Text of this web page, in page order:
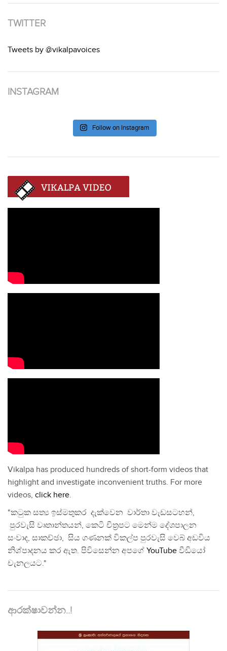
TWITTER
Tweets by @vikalpavoices
INSTAGRAM
Follow on Instagram
Vikalpa has produced hundreds of short-form videos that
highlight and investigate inconvenient truths. For more
videos, click here.
"කටුක සත්‍ය ඉස්මතුකර දැක්වෙන වාර්තා වැඩසටහන්,
පුරවැසි වෘතාන්තයන්, කෙටි චිත්‍රපට මෙන්ම දේශපාලන
සංවාද, සාකච්ඡා, සිය ගණනක් විකල්ප පුරවැසි වෙබ් අඩවිය
නිශ්පාදනය කර ඇත. පිවිසෙන්න අපගේ YouTube වීඩියෝ
චැනලයට."
ආරක්ෂාවන්න..!